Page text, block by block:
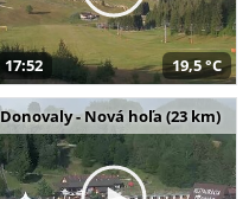
17:52 19,5 °C
Donovaly - Nová hoľa (23 km)